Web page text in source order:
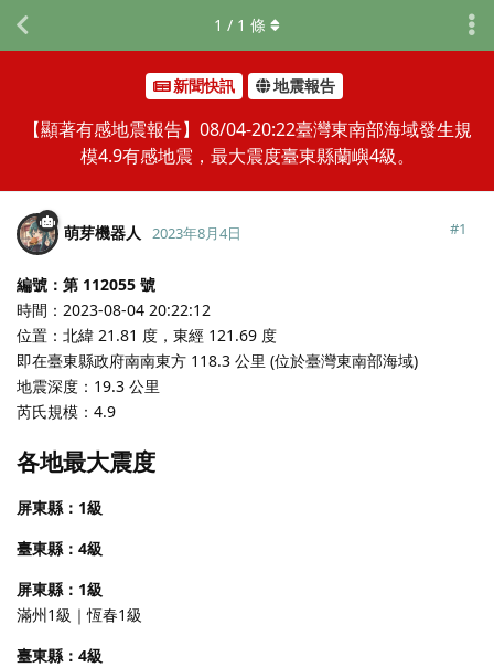
新聞快訊 地震報告
【顯著有感地震報告】08/04-20:22臺灣東南部海域發生規
模4.9有感地震，最大震度臺東縣蘭嶼4級。
1 / 1 條
萌芽機器人 2023年8月4日 #1
編號：第 112055 號
時間：2023-08-04 20:22:12
位置：北緯 21.81 度，東經 121.69 度
即在臺東縣政府南南東方 118.3 公里 (位於臺灣東南部海域)
地震深度：19.3 公里
芮氏規模：4.9
各地最大震度
屏東縣：1級
臺東縣：4級
屏東縣：1級
滿州1級｜恆春1級
臺東縣：4級